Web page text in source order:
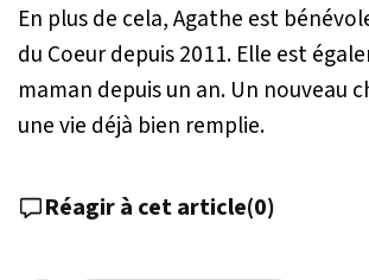
En plus de cela, Agathe est
du Coeur depuis 2011. Elle est
maman depuis un an. Un nouveau
une vie déjà bien remplie.
Réagir à cet article(0)